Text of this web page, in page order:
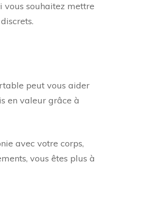
vous souhaitez mettre
peut vous aider
en valeur grâce à
avec votre corps,
vous êtes plus à